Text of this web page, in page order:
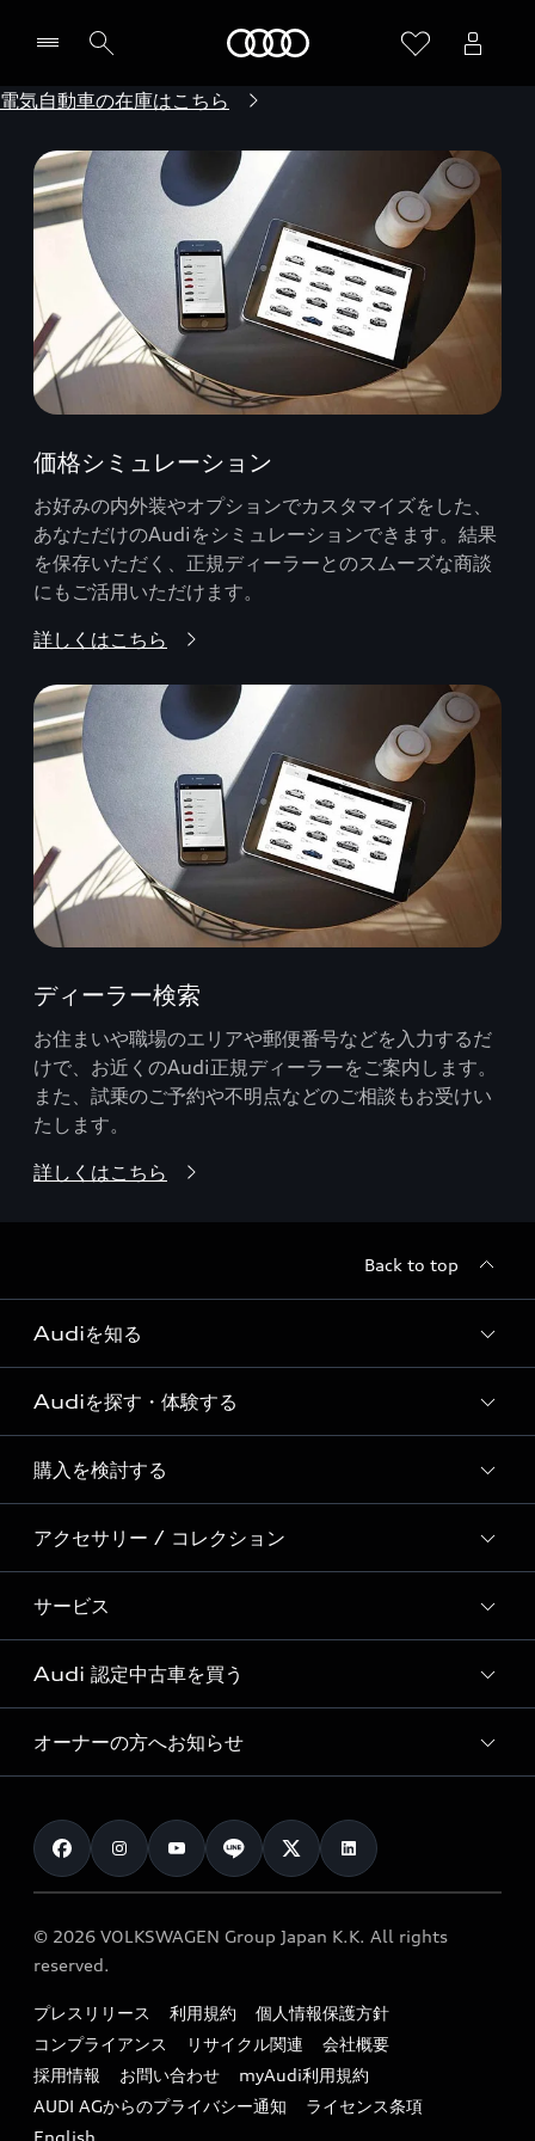
電気自動車の在庫はこちら
価格シミュレーション
お好みの内外装やオプションでカスタマイズをした、
あなただけのAudiをシミュレーションできます。結果
を保存いただく、正規ディーラーとのスムーズな商談
にもご活用いただけます。
詳しくはこちら
ディーラー検索
お住まいや職場のエリアや郵便番号などを入力するだ
けで、お近くのAudi正規ディーラーをご案内します。
また、試乗のご予約や不明点などのご相談もお受けい
たします。
詳しくはこちら
Back to top
Audiを知る
Audi ブランド
Story of Progress
Audi Sport
Formula 1®
デジタルサービス
Audiを探す・体験する
ディーラー検索
新車在庫検索
試乗車・展示車検索
見積り依頼
試乗予約
購入を検討する
モデル一覧
特別仕様モデル / 限定モデル
e-tronラインアップ
価格シミュレーション
車両比較
カタログ一覧
アクセサリー / コレクション
純正アクセサリー
オンラインショップ
Audi collection
アウディナビアプリ
サービス
サービス入庫予約
サービスプログラム
メンテナンス
車検 / 定期点検
e-tronアフターサポート
myAudi
Audi 認定中古車を買う
Audi認定中古車
クオリティ
保証
メンテナンス
ファイナンス
キャンペーン / イベント
買取査定
オーナーの方へお知らせ
お知らせ
オーナー様向けキャンペーン
特定整備適用車一覧
リサイクル法
よくある質問（FAQ）
© 2026 VOLKSWAGEN Group Japan K.K. All rights
reserved.
プレスリリース 利用規約
個人情報保護方針
コンプライアンス
リサイクル関連
会社概要
採用情報
お問い合わせ
myAudi利用規約
AUDI AGからのプライバシー通知
ライセンス条項
English